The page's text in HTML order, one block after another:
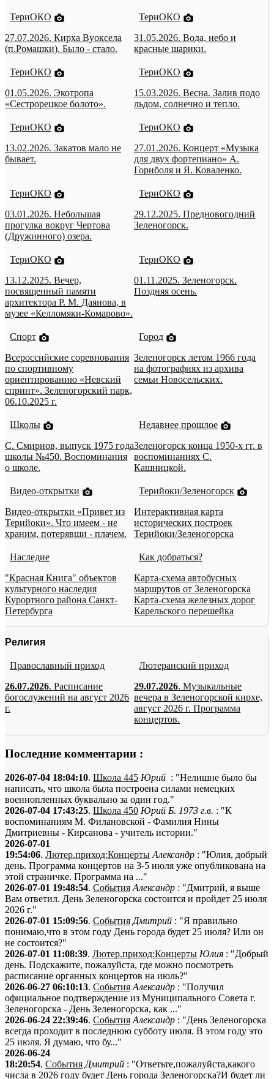
ТериОКО
27.07.2026. Кирха Вуоксела
(п.Ромашки). Было - стало.
ТериОКО
31.05.2026. Вода, небо и
красные шарики.
ТериОКО
01.05.2026. Экотропа
«Сестрорецкое болото».
ТериОКО
15.03.2026. Весна. Залив подо
льдом, солнечно и тепло.
ТериОКО
13.02.2026. Закатов мало не
бывает.
ТериОКО
27.01.2026. Концерт «Музыка
для двух фортепиано» А.
Гориболя и Я. Коваленко.
ТериОКО
03.01.2026. Небольшая
прогулка вокруг Чертова
(Дружинного) озера.
ТериОКО
29.12.2025. Предновогодний
Зеленогорск.
ТериОКО
13.12.2025. Вечер,
посвященный памяти
архитектора Р. М. Даянова, в
музее «Келломяки-Комарово».
ТериОКО
01.11.2025. Зеленогорск.
Поздняя осень.
Спорт
Всероссийские соревнования
по спортивному
ориентированию «Невский
спринт». Зеленогорский парк,
06.10.2025 г.
Город
Зеленогорск летом 1966 года
на фотографиях из архива
семьи Новосельских.
Школы
С. Смирнов, выпуск 1975 года
школы №450. Воспоминания
о школе.
Недавнее прошлое
Зеленогорск конца 1950-х гг. в
воспоминаниях С.
Кашницкой.
Видео-открытки
Видео-открытки «Привет из
Терийоки». Что имеем - не
храним, потерявши - плачем.
Терийоки/Зеленогорск
Интерактивная карта
исторических построек
Терийоки/Зеленогорска
Наследие
"Красная Книга" объектов
культурного наследия
Курортного района Санкт-
Петербурга
Как добраться?
Карта-схема автобусных
маршрутов от Зеленогорска
Карта-схема железных дорог
Карельского перешейка
Религия
Православный приход
26.07.2026. Расписание
богослужений на август 2026
г.
Лютеранский приход
29.07.2026. Музыкальные
вечера в Зеленогорской кирхе,
август 2026 г. Программа
концертов.
Последние комментарии :
2026-07-04 18:04:10. Школа 445 Юрий : "Нелишне было бы
написать, что школа была построена силами немецких
военнопленных буквально за один год."
2026-07-04 17:43:25. Школа 450 Юрий Б. 1973 г.в. : "К
воспоминаниям М. Филановской - Фамилия Нины
Дмитриевны - Кирсанова - учитель истории."
2026-07-01
19:54:06. Лютер.приход:Концерты Александр : "Юлия, добрый
день. Программа концертов на 3-5 июля уже опубликована на
этой страничке. Программа на ..."
2026-07-01 19:48:54. События Александр : "Дмитрий, я выше
Вам ответил. День Зеленогорска состоится и пройдет 25 июля
2026 г."
2026-07-01 15:09:56. События Дмитрий : "Я правильно
понимаю,что в этом году День города будет 25 июля? Или он
не состоится?"
2026-07-01 11:08:39. Лютер.приход:Концерты Юлия : "Добрый
день. Подскажите, пожалуйста, где можно посмотреть
расписание органных концертов на июль?"
2026-06-27 06:10:13. События Александр : "Получил
официальное подтверждение из Муниципального Совета г.
Зеленогорска - День Зеленогорска, как ..."
2026-06-24 22:39:46. События Александр : "День Зеленогорска
всегда проходит в последнюю субботу июля. В этом году это
25 июля. Я думаю, что бу..."
2026-06-24
18:20:54. События Дмитрий : "Ответьте,пожалуйста,какого
числа в 2026 году будет День города Зеленогорска?И будет ли